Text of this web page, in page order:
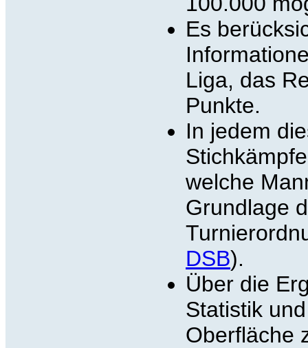
Es
Liga, das
Punkte.
In jedem
welche
Grundlage
DSB).
Über die
Statistik
Oberfläche